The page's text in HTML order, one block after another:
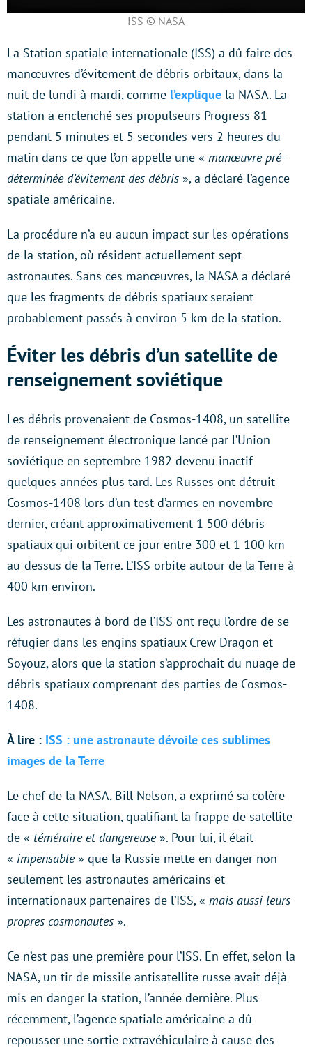
ISS © NASA
La Station spatiale internationale (ISS) a dû faire des
manœuvres d’évitement de débris orbitaux, dans la
nuit de lundi à mardi, comme l’explique la NASA. La
station a enclenché ses propulseurs Progress 81
pendant 5 minutes et 5 secondes vers 2 heures du
matin dans ce que l’on appelle une « manœuvre pré-
déterminée d’évitement des débris », a déclaré l’agence
spatiale américaine.
La procédure n’a eu aucun impact sur les opérations
de la station, où résident actuellement sept
astronautes. Sans ces manœuvres, la NASA a déclaré
que les fragments de débris spatiaux seraient
probablement passés à environ 5 km de la station.
Éviter les débris d’un satellite de
renseignement soviétique
Les débris provenaient de Cosmos-1408, un satellite
de renseignement électronique lancé par l’Union
soviétique en septembre 1982 devenu inactif
quelques années plus tard. Les Russes ont détruit
Cosmos-1408 lors d’un test d’armes en novembre
dernier, créant approximativement 1 500 débris
spatiaux qui orbitent ce jour entre 300 et 1 100 km
au-dessus de la Terre. L’ISS orbite autour de la Terre à
400 km environ.
Les astronautes à bord de l’ISS ont reçu l’ordre de se
réfugier dans les engins spatiaux Crew Dragon et
Soyouz, alors que la station s’approchait du nuage de
débris spatiaux comprenant des parties de Cosmos-
1408.
À lire : ISS : une astronaute dévoile ces sublimes
images de la Terre
Le chef de la NASA, Bill Nelson, a exprimé sa colère
face à cette situation, qualifiant la frappe de satellite
de « téméraire et dangereuse ». Pour lui, il était
« impensable» que la Russie mette en danger non
seulement les astronautes américains et
internationaux partenaires de l’ISS, « mais aussi leurs
propres cosmonautes ».
Ce n’est pas une première pour l’ISS. En effet, selon la
NASA, un tir de missile antisatellite russe avait déjà
mis en danger la station, l’année dernière. Plus
récemment, l’agence spatiale américaine a dû
repousser une sortie extravéhiculaire à cause des